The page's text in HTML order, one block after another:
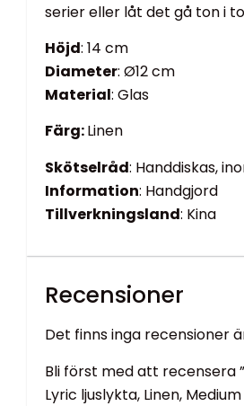
serier eller låt det gå ton i
Höjd: 14 cm
Diameter: Ø12 cm
Material: Glas
Färg:Linen
Skötselråd: Handdiskas,
Information: Handgjord
Tillverkningsland: Kina
Recensioner
Det finns inga recensioner
Bli först med att recensera
Lyric ljuslykta, Linen, Medium